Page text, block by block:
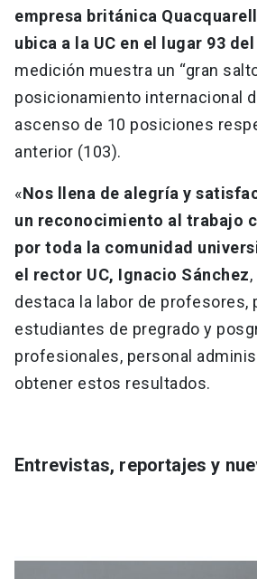
empresa británica
ubica a la UC en el lugar 93
medición muestra un “gran
posicionamiento internacional
ascenso de 10 posiciones
anterior (103).
«Nos llena de alegría y
un reconocimiento al trabajo
por toda la comunidad
el rector UC, Ignacio Sánchez
destaca la labor de profesores,
estudiantes de pregrado y
profesionales, personal
obtener estos resultados.
Entrevistas, reportajes y